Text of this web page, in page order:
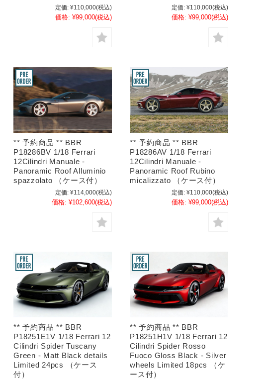
定価: ¥110,000(税込)
価格: ¥99,000(税込)
定価: ¥110,000(税込)
価格: ¥99,000(税込)
** 予約商品 ** BBR
P18286BV 1/18 Ferrari
12Cilindri Manuale -
Panoramic Roof Alluminio
spazzolato （ケース付）
定価: ¥114,000(税込)
価格: ¥102,600(税込)
** 予約商品 ** BBR
P18286AV 1/18 Ferrari
12Cilindri Manuale -
Panoramic Roof Rubino
micalizzato （ケース付）
定価: ¥110,000(税込)
価格: ¥99,000(税込)
** 予約商品 ** BBR
P18251E1V 1/18 Ferrari 12
Cilindri Spider Tuscany
Green - Matt Black details
Limited 24pcs （ケース
付）
** 予約商品 ** BBR
P18251H1V 1/18 Ferrari 12
Cilindri Spider Rosso
Fuoco Gloss Black - Silver
wheels Limited 18pcs （ケ
ース付）